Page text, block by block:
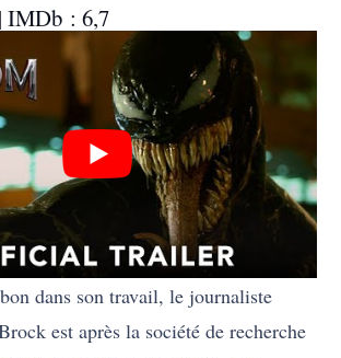
IMDb : 6,7
dans son travail, le journaliste
est après la société de recherche